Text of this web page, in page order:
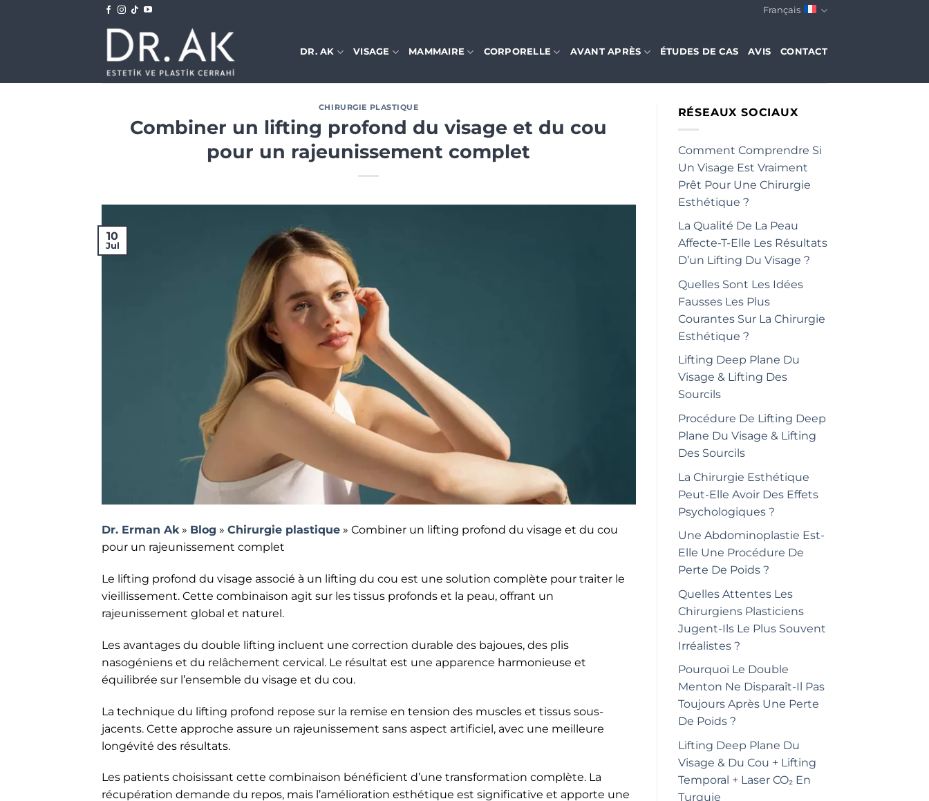
Français
DR. AK VISAGE MAMMAIRE CORPORELLE AVANT APRÈS ÉTUDES DE CAS AVIS CONTACT
CHIRURGIE PLASTIQUE
Combiner un lifting profond du visage et du cou
pour un rajeunissement complet
10
Jul
Dr. Erman Ak» Blog » Chirurgie plastique » Combiner un lifting profond du visage et du cou
pour un rajeunissement complet
Le lifting profond du visage associé à un lifting du cou est une solution complète pour traiter le
vieillissement. Cette combinaison agit sur les tissus profonds et la peau, offrant un
rajeunissement global et naturel.
Les avantages du double lifting incluent une correction durable des bajoues, des plis
nasogéniens et du relâchement cervical. Le résultat est une apparence harmonieuse et
équilibrée sur l’ensemble du visage et du cou.
La technique du lifting profond repose sur la remise en tension des muscles et tissus sous-
jacents. Cette approche assure un rajeunissement sans aspect artificiel, avec une meilleure
longévité des résultats.
Les patients choisissant cette combinaison bénéficient d’une transformation complète. La
récupération demande du repos, mais l’amélioration esthétique est significative et apporte une
RÉSEAUX SOCIAUX
Comment Comprendre Si
Un Visage Est Vraiment
Prêt Pour Une Chirurgie
Esthétique ?
La Qualité De La Peau
Affecte-T-Elle Les Résultats
D’un Lifting Du Visage ?
Quelles Sont Les Idées
Fausses Les Plus
Courantes Sur La Chirurgie
Esthétique ?
Lifting Deep Plane Du
Visage & Lifting Des
Sourcils
Procédure De Lifting Deep
Plane Du Visage & Lifting
Des Sourcils
La Chirurgie Esthétique
Peut-Elle Avoir Des Effets
Psychologiques ?
Une Abdominoplastie Est-
Elle Une Procédure De
Perte De Poids ?
Quelles Attentes Les
Chirurgiens Plasticiens
Jugent-Ils Le Plus Souvent
Irréalistes ?
Pourquoi Le Double
Menton Ne Disparaît-Il Pas
Toujours Après Une Perte
De Poids ?
Lifting Deep Plane Du
Visage & Du Cou + Lifting
Temporal + Laser CO₂ En
Turquie